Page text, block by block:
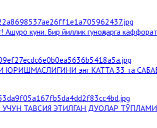
куни. Бир йиллик гуноҳларга
энг КАТТА 33 та
ТАВСИЯ ЭТИЛГАН ДУОЛАР ТЎПЛАМИ